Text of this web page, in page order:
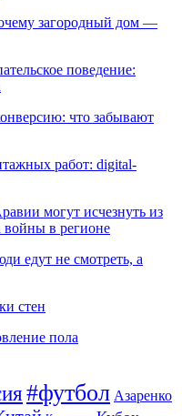
загородный дом —
поведение:
что забывают
работ: digital-
могут исчезнуть из
войны в регионе
едут не смотреть, а
стен
пола
#футбол Азаренко